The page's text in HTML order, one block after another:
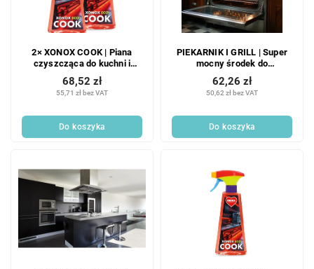
2× XONOX COOK | Piana
czyszcząca do kuchni i
tłuszczu | 2× 500 ml
55,71 zł bez VAT
68,52 zł
Do koszyka
PIEKARNIK I GRILL | Super
mocny środek do
czyszczenia piekarników i
grilli | żel w sprayu | 500 ml
50,62 zł bez VAT
62,26 zł
Do koszyka